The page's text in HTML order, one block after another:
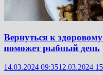
Вернуться к
поможет рыбный день
14.03.2024 09:3512.03.2024